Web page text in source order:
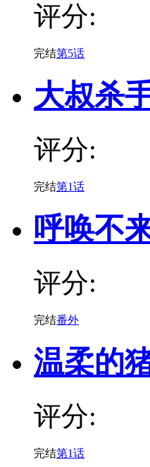
评分:
完结第5话
大叔杀
评分:
完结第1话
呼唤不
评分:
完结番外
温柔的
评分:
完结第1话